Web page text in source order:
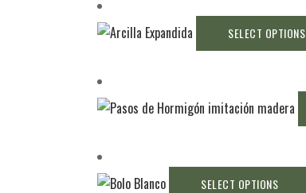
SELECT OPTIONS
SELECT OPTIONS